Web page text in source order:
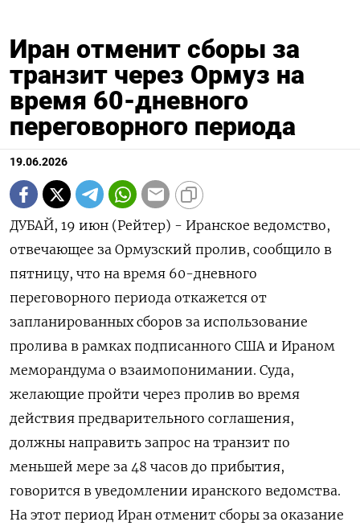
Иран отменит сборы за
транзит через Ормуз на
время 60-дневного
переговорного периода
19.06.2026
ДУБАЙ, 19 июн (Рейтер) - Иранское ведомство,
отвечающее за Ормузский пролив, сообщило в
‌пятницу, что на время 60-дневного
переговорного периода откажется от
запланированных ​сборов ​за использование
пролива ​в рамках ⁠подписанного США ‌и Ираном
меморандума о ‌взаимопонимании. Суда,
желающие пройти через пролив ​во время
действия предварительного ‌соглашения,
должны направить запрос ​на транзит по
меньшей мере за ‌48 часов до прибытия,
говорится в уведомлении иранского ведомства.
На ​этот ​период ‌Иран отменит сборы за оказание ​